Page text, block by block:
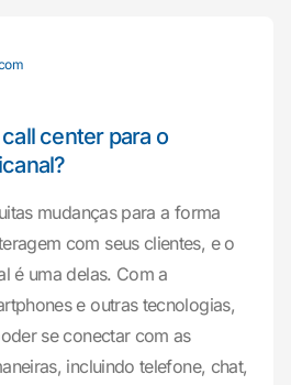
center para o
mudanças para a forma
com seus clientes, e o
é uma delas. Com a
e outras tecnologias,
se conectar com as
incluindo telefone, chat,